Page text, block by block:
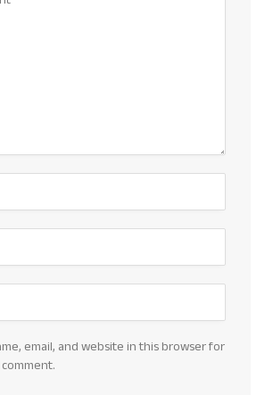
email, and website in this browser for